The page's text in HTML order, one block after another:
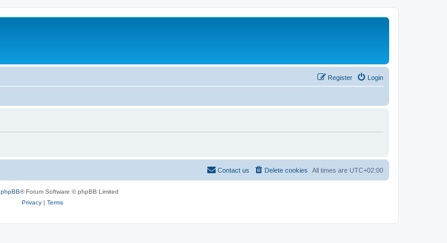
Login
Register
All times are UTC+02:00
Delete cookies
Contact us
phpBB® Forum Software © phpBB Limited
Privacy| Terms